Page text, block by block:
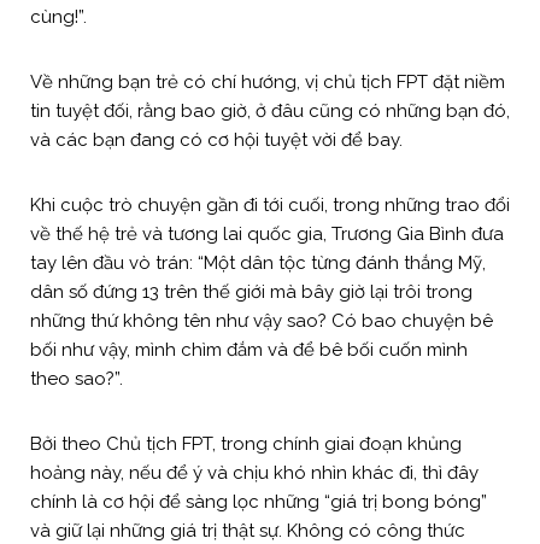
cùng!”.
Về những bạn trẻ có chí hướng, vị chủ tịch FPT đặt niềm
tin tuyệt đối, rằng bao giờ, ở đâu cũng có những bạn đó,
và các bạn đang có cơ hội tuyệt vời để bay.
Khi cuộc trò chuyện gần đi tới cuối, trong những trao đổi
về thế hệ trẻ và tương lai quốc gia, Trương Gia Bình đưa
tay lên đầu vò trán: “Một dân tộc từng đánh thắng Mỹ,
dân số đứng 13 trên thế giới mà bây giờ lại trôi trong
những thứ không tên như vậy sao? Có bao chuyện bê
bối như vậy, mình chìm đắm và để bê bối cuốn mình
theo sao?”.
Bởi theo Chủ tịch FPT, trong chính giai đoạn khủng
hoảng này, nếu để ý và chịu khó nhìn khác đi, thì đây
chính là cơ hội để sàng lọc những “giá trị bong bóng”
và giữ lại những giá trị thật sự. Không có công thức